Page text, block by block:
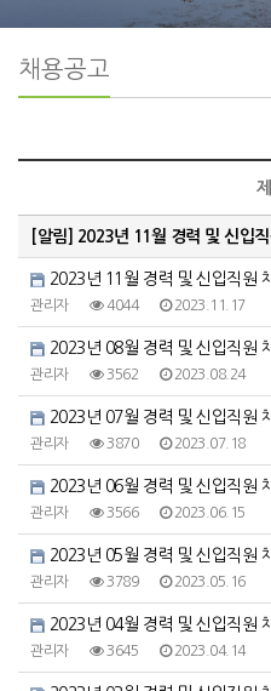
채용공고
[알림] 2023년 11월 경력 및 신입
2023년 11월 경력 및 신입직원
관리자 4044 2023.11.17
2023년 08월 경력 및 신입직원
관리자 3562 2023.08.24
2023년 07월 경력 및 신입직원
관리자 3870 2023.07.18
2023년 06월 경력 및 신입직원
관리자 3566 2023.06.15
2023년 05월 경력 및 신입직원
관리자 3789 2023.05.16
2023년 04월 경력 및 신입직원
관리자 3645 2023.04.14